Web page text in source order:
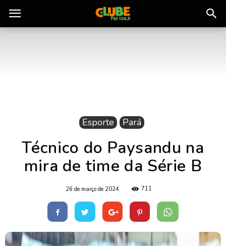
Rádio
Esporte Pará
Técnico do Paysandu na
mira de time da Série B
26 de março de 2024 711